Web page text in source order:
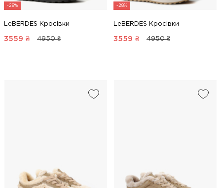
-28%
LeBERDES Кросівки
3559 ₴ 4950 ₴
-28%
LeBERDES Кросівки
3559 ₴ 4950 ₴